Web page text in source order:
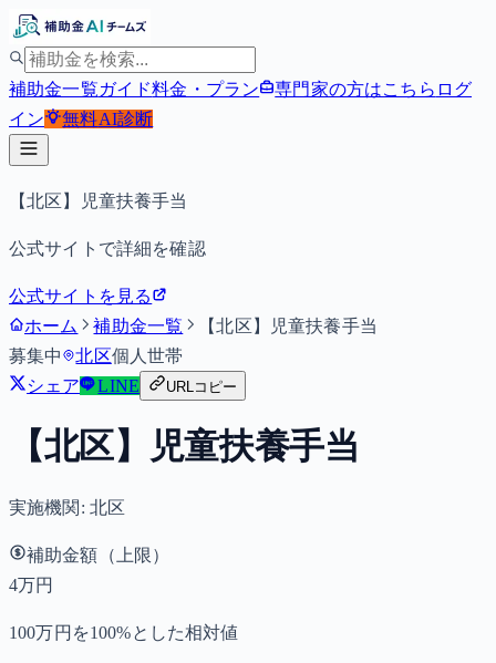
補助金一覧ガイド料金・プラン 専門家の方はこちら ログ
イン
無料AI診断
【北区】児童扶養手当
公式サイトで詳細を確認
公式サイトを見る
ホーム
補助金一覧
【北区】児童扶養手当
募集中
北区個人世帯
シェア
LINE URLコピー
【北区】児童扶養手当
実施機関: 北区
補助金額（上限）
4万円
100万円を100%とした相対値